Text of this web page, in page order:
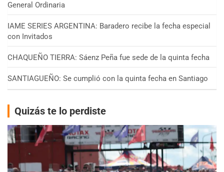
General Ordinaria
IAME SERIES ARGENTINA: Baradero recibe la fecha especial
con Invitados
CHAQUEÑO TIERRA: Sáenz Peña fue sede de la quinta fecha
SANTIAGUEÑO: Se cumplió con la quinta fecha en Santiago
Quizás te lo perdiste